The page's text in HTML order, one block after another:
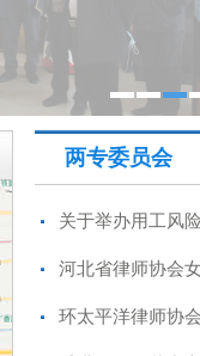
两专委员会
环太平洋律师协